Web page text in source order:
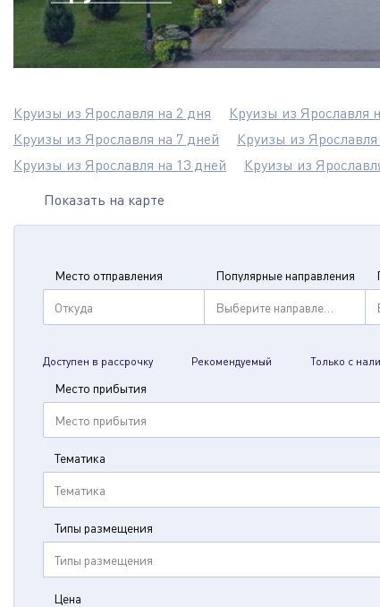
Круизы из Ярославля на 2 дня Круизы из Ярославля
Круизы из Ярославля на 7 дней
Круизы из
Круизы из Ярославля на 13 дней
Круизы из
Показать на карте
Место отправления
Откуда
Популярные направления
Выберите направление
Доступен в рассрочку Рекомендуемый Только с
Место прибытия
Место прибытия
Тематика
Тематика
Типы размещения
Типы размещения
Цена